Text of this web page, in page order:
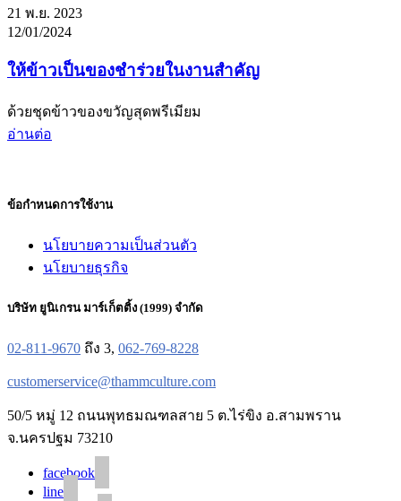
21 พ.ย. 2023
12/01/2024
ให้ข้าวเป็นของชำร่วยในงานสำคัญ
ด้วยชุดข้าวของขวัญสุดพรีเมียม
อ่านต่อ
ข้อกำหนดการใช้งาน
นโยบายความเป็นส่วนตัว
นโยบายธุรกิจ
บริษัท ยูนิเกรน มาร์เก็ตติ้ง (1999) จำกัด
02-811-9670 ถึง 3, 062-769-8228
customerservice@thammculture.com
50/5 หมู่ 12 ถนนพุทธมณฑลสาย 5 ต.ไร่ขิง อ.สามพราน
จ.นครปฐม 73210
facebook
line